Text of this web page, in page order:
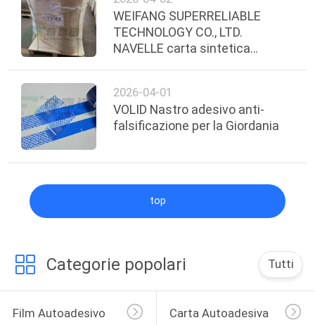
WEIFANG SUPERRELIABLE
TECHNOLOGY CO., LTD.
NAVELLE carta sintetica
2026-04-01
VOLID Nastro adesivo anti-
falsificazione per la Giordania
top
Categorie popolari Tutti
Film Autoadesivo Carta Autoadesiva